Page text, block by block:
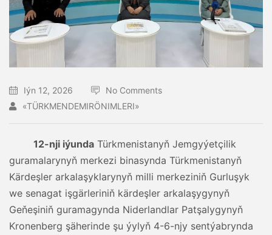
Iýn 12, 2026
No Comments
«TÜRKMENDEMIRÖNIMLERI»
12-nji iýunda Türkmenistanyň Jemgyýetçilik
guramalarynyň merkezi binasynda Türkmenistanyň
Kärdeşler arkalaşyklarynyň milli merkeziniň Gurluşyk
we senagat işgärleriniň kärdeşler arkalaşygynyň
Geňeşiniň guramagynda Niderlandlar Patşalygynyň
Kronenberg şäherinde şu ýylyň 4-6-njy sentýabrynda